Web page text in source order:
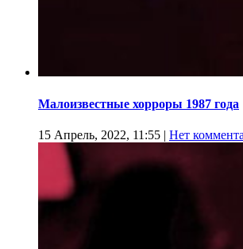
Малоизвестные хорроры 1987 года
15 Апрель, 2022, 11:55 | Нет